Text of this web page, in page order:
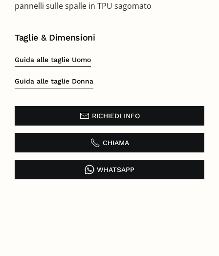
pannelli sulle spalle in TPU sagomato
Taglie & Dimensioni
Guida alle taglie Uomo
Guida alle taglie Donna
RICHIEDI INFO
CHIAMA
WHATSAPP